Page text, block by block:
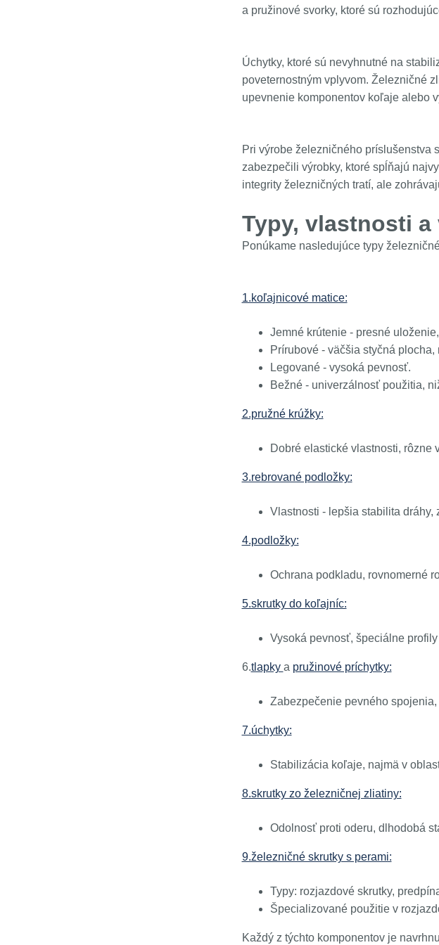
a pružinové svorky, ktoré sú
Úchytky, ktoré sú nevyhnutné na
poveternostným vplyvom. Železničné
upevnenie komponentov koľaje alebo
Pri výrobe železničného príslušenstva
zabezpečili výrobky, ktoré spĺňajú
integrity železničných tratí, ale
Typy, vlastnosti
Ponúkame nasledujúce typy
1.koľajnicové matice:
Jemné krútenie - presné
Prírubové - väčšia styčná
Legované - vysoká pevnosť.
Bežné - univerzálnosť použitia,
2.pružné krúžky:
Dobré elastické vlastnosti, rôzne
3.rebrované podložky:
Vlastnosti - lepšia stabilita
4.podložky:
Ochrana podkladu, rovnomerné
5.skrutky do koľajníc:
Vysoká pevnosť, špeciálne
6.tlapky a pružinové príchytky:
Zabezpečenie pevného
7.úchytky:
Stabilizácia koľaje, najmä v
8.skrutky zo železničnej zliatiny:
Odolnosť proti oderu, dlhodobá
9.železničné skrutky s perami:
Typy: rozjazdové skrutky,
Špecializované použitie v
Každý z týchto komponentov je